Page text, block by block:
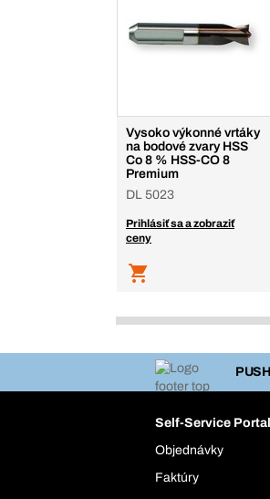
Vysoko výkonné vrtáky
na bodové zvary HSS
Co 8 % HSS-CO 8
Premium
DL 5023
Prihlásiť sa a zobraziť
ceny
Self-Service Portal
Objednávky
Faktúry